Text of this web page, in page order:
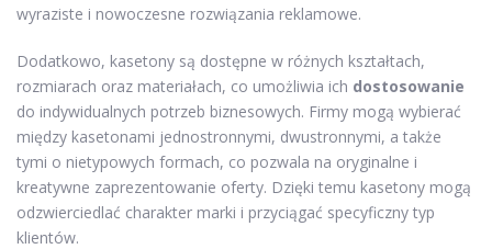
wyraziste i nowoczesne rozwiązania reklamowe.
Dodatkowo, kasetony są dostępne w różnych kształtach,
rozmiarach oraz materiałach, co umożliwia ich dostosowanie
do indywidualnych potrzeb biznesowych. Firmy mogą wybierać
między kasetonami jednostronnymi, dwustronnymi, a także
tymi o nietypowych formach, co pozwala na oryginalne i
kreatywne zaprezentowanie oferty. Dzięki temu kasetony mogą
odzwierciedlać charakter marki i przyciągać specyficzny typ
klientów.